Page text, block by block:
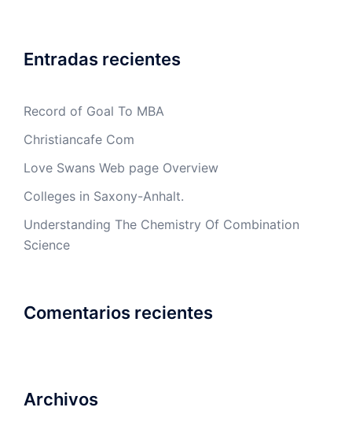
Entradas recientes
Record of Goal To MBA
Christiancafe Com
Love Swans Web page Overview
Colleges in Saxony-Anhalt.
Understanding The Chemistry Of Combination
Science
Comentarios recientes
Archivos